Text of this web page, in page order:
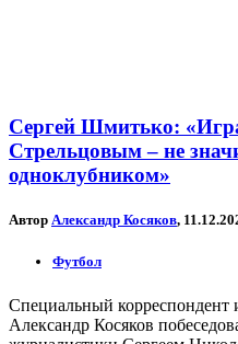
Сергей Шмитько:
Стрельцовым – не
одноклубником»
Автор Александр Косяков,
Футбол
Cпециальный корреспондент
Александр Косяков